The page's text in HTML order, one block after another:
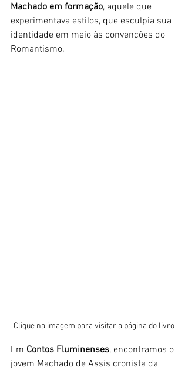
Machado em formação, aquele que
experimentava estilos, que esculpia sua
identidade em meio às convenções do
Romantismo.
Clique na imagem para visitar a página do livro
Em Contos Fluminenses, encontramos o
jovem Machado de Assis cronista da